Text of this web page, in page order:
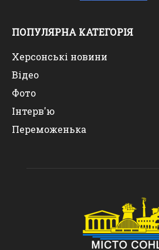
ПОПУЛЯРНА КАТЕГОРІЯ
Херсонські новини
Відео
Фото
Інтерв'ю
Переможенька